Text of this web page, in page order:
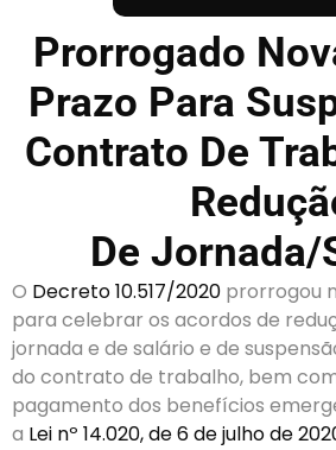
Prorrogado
Prazo Para
Contrato De
De Jornada/
O Decreto 10.517/2020 prorrogou
para celebrar os acordos de
jornada e de salário e de
do contrato de trabalho, bem
pagamento dos benefícios
a Lei nº 14.020, de 6 de julho de